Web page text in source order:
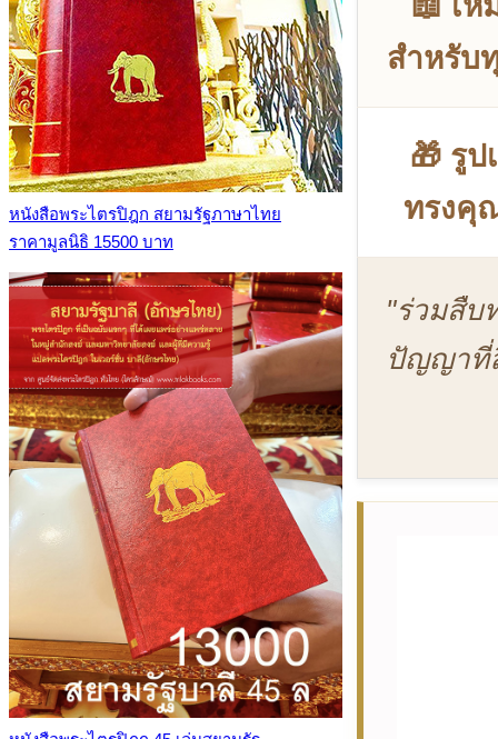
หนังสือพระไตรปิฎก สยามรัฐภาษาไทย
ราคามูลนิธิ 15500 บาท
สำหรับ
🎁 รูป
ทรงคุ
"ร่วมสืบ
ปัญญาที่